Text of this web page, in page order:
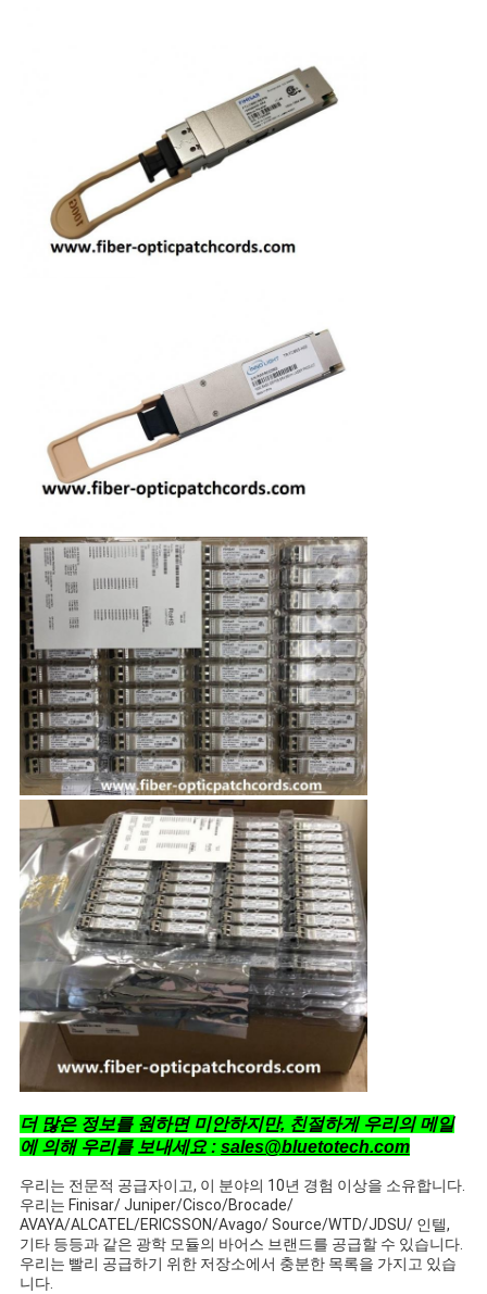
더 많은 정보를 원하면 미안하지만, 친절하게 우리의 메일
에 의해 우리를 보내세요 : sales@bluetotech.com
우리는 전문적 공급자이고, 이 분야의 10년 경험 이상을 소유합니다.
우리는 Finisar/ Juniper/Cisco/Brocade/
AVAYA/ALCATEL/ERICSSON/Avago/ Source/WTD/JDSU/ 인텔,
기타 등등과 같은 광학 모듈의 바어스 브랜드를 공급할 수 있습니다.
우리는 빨리 공급하기 위한 저장소에서 충분한 목록을 가지고 있습
니다.